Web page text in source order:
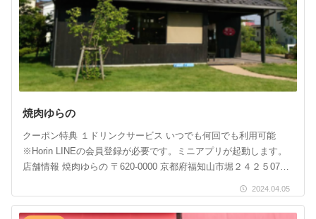
焼肉ゆらの
クーポン特典 １ドリンクサービス いつでも何回でも利用可能
※Horin LINEの会員登録が必要です。ミニアプリが起動します。
店舗情報 焼肉ゆらの 〒620-0000 京都府福知山市堀２４２５0773-
2024.04.05